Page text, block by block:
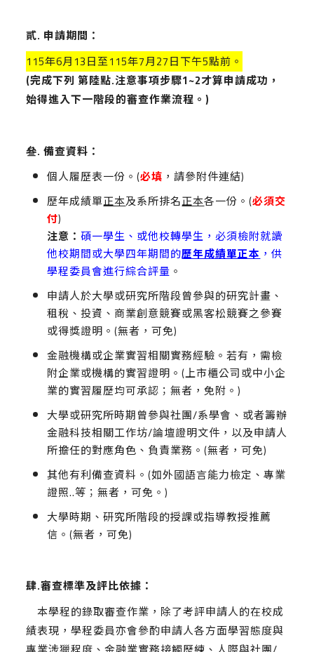
貳. 申請期間：
115年6月13日至115年7月27日下午5點前。
(完成下列 第陸點.注意事項步驟1~2才算申請成功，
始得進入下一階段的審查作業流程。)
叄. 備查資料：
個人履歷表一份。(必填 ，請參附件連結)
歷年成績單正本及系所排名正本各一份。(必須交
付)
注意：碩一學生、或他校轉學生，必須檢附就讀
他校期間或大學四年期間的歷年成績單正本，供
學程委員會進行綜合評量 。
申請人於大學或研究所階段曾參與的研究計畫、
租稅、投資、商業創意競賽或黑客松競賽之參賽
或得獎證明。(無者，可免)
金融機構或企業實習相關實務經驗。若有，需檢
附企業或機構的實習證明。(上市櫃公司或中小企
業的實習履歷均可承認；無者，免附。)
大學或研究所時期曾參與社團/系學會、或者籌辦
金融科技相關工作坊/論壇證明文件，以及申請人
所擔任的對應角色、負責業務。(無者，可免)
其他有利備查資料。(如外國語言能力檢定、專業
證照..等；無者，可免。)
大學時期、研究所階段的授課或指導教授推薦
信。(無者，可免)
肆.審查標準及評比依據：
本學程的錄取審查作業，除了考評申請人的在校成
績表現，學程委員亦會參酌申請人各方面學習態度與